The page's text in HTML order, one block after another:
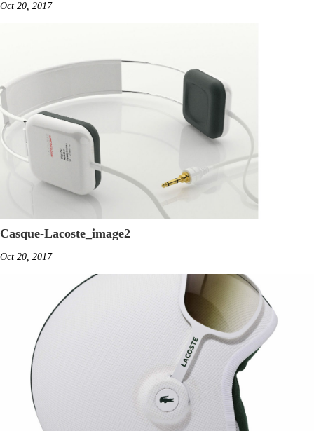
Oct 20, 2017
Casque-Lacoste_image2
Oct 20, 2017